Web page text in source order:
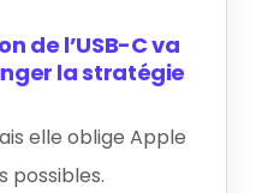
de l’USB-C va
la stratégie
elle oblige Apple
possibles.